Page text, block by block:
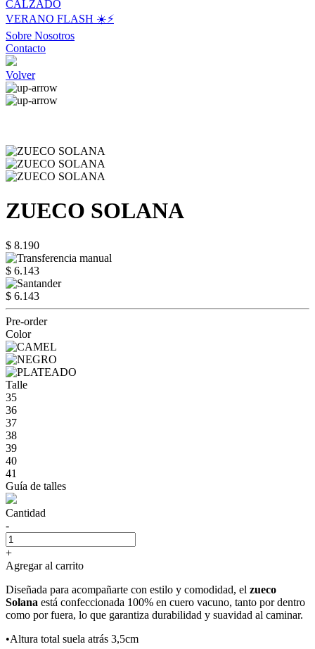
CALZADO
VERANO FLASH ☀️⚡️
Sobre Nosotros
Contacto
Volver
ZUECO SOLANA
$ 8.190
$ 6.143
$ 6.143
Pre-order
Color
Talle
35
36
37
38
39
40
41
Guía de talles
Cantidad
-
+
Agregar al carrito
Diseñada para acompañarte con estilo y comodidad, el zueco
Solana está confeccionada 100% en cuero vacuno, tanto por dentro
como por fuera, lo que garantiza durabilidad y suavidad al caminar.
•Altura total suela atrás 3,5cm